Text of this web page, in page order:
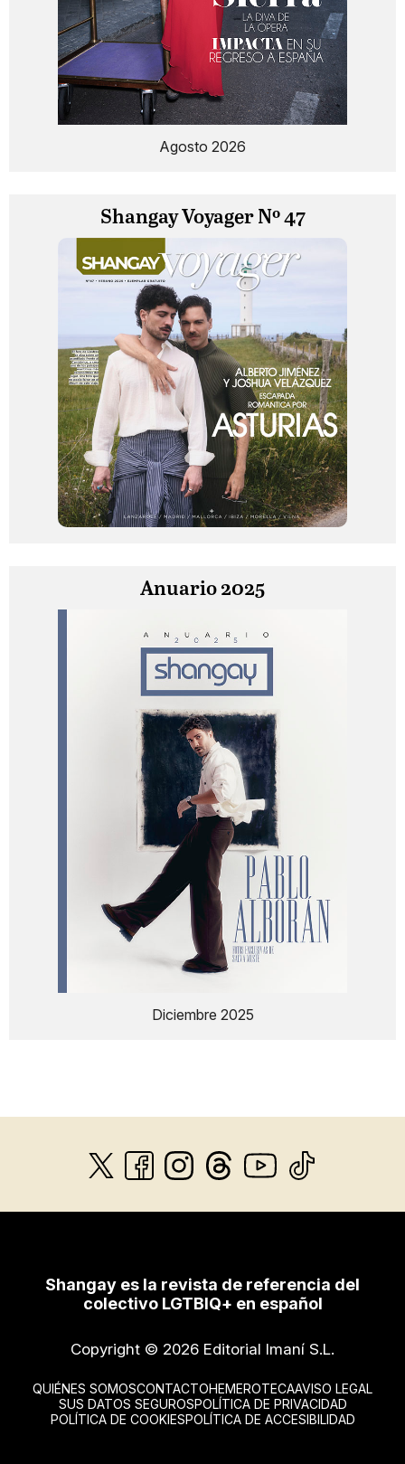
Agosto 2026
Shangay Voyager Nº 47
Anuario 2025
Diciembre 2025
Shangay es la revista de referencia del
colectivo LGTBIQ+ en español
Copyright © 2026 Editorial Imaní S.L.
QUIÉNES SOMOSCONTACTOHEMEROTECAAVISO LEGAL
SUS DATOS SEGUROSPOLÍTICA DE PRIVACIDAD
POLÍTICA DE COOKIESPOLÍTICA DE ACCESIBILIDAD